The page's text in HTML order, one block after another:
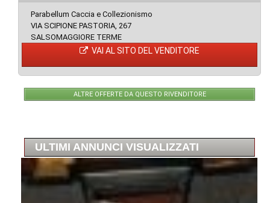
Parabellum Caccia e Collezionismo
VIA SCIPIONE PASTORIA, 267
SALSOMAGGIORE TERME
VAI AL SITO DEL VENDITORE
ALTRE OFFERTE DA QUESTO RIVENDITORE
ULTIMI ANNUNCI VISUALIZZATI